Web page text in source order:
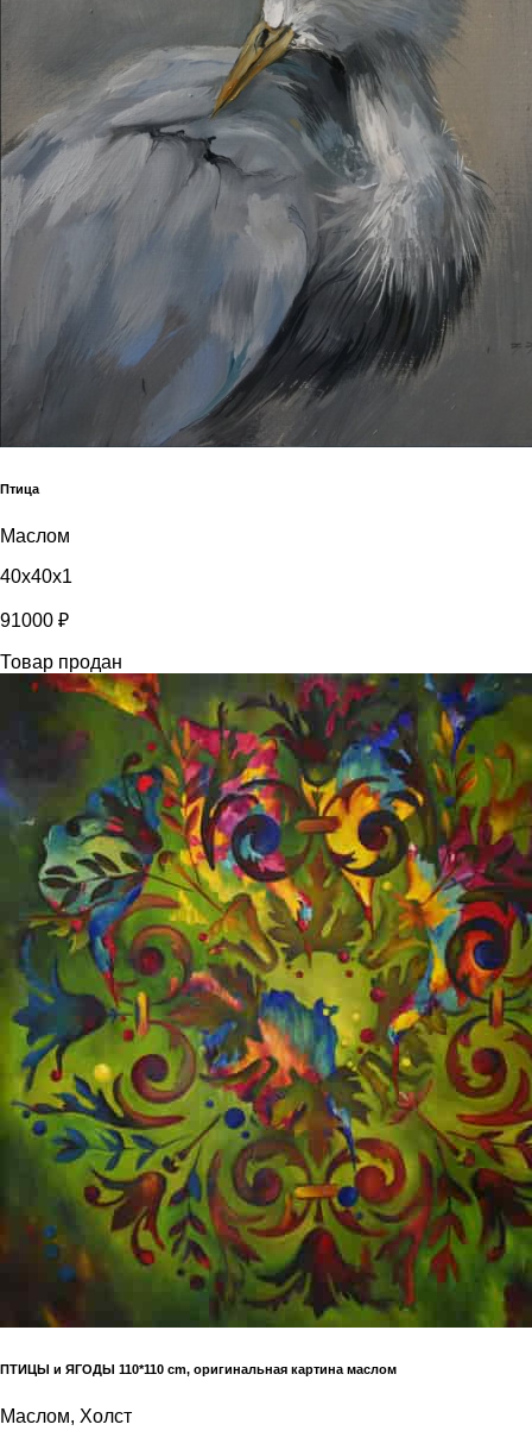
Птица
Маслом
40x40x1
91000 ₽
Товар продан
ПТИЦЫ и ЯГОДЫ 110*110 cm, оригинальная картина маслом
Маслом, Холст